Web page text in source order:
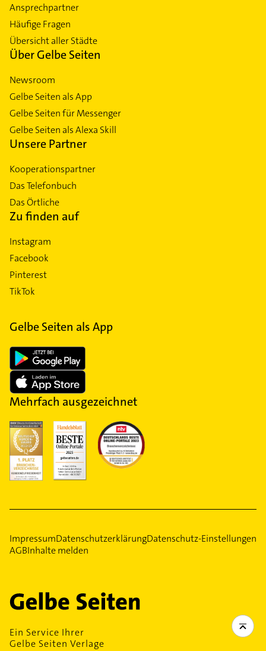
Ansprechpartner
Häufige Fragen
Übersicht aller Städte
Über Gelbe Seiten
Newsroom
Gelbe Seiten als App
Gelbe Seiten für Messenger
Gelbe Seiten als Alexa Skill
Unsere Partner
Kooperationspartner
Das Telefonbuch
Das Örtliche
Zu finden auf
Instagram
Facebook
Pinterest
TikTok
Gelbe Seiten als App
Mehrfach ausgezeichnet
ImpressumDatenschutzerklärungDatenschutz-Einstellungen
AGBInhalte melden
Ein Service Ihrer
Gelbe Seiten Verlage